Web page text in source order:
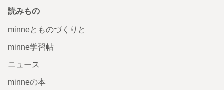
読みもの
minneとものづくりと
minne学習帖
ニュース
minneの本